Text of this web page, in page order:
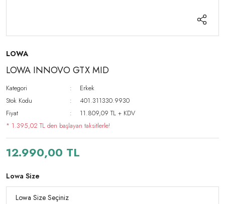
LOWA
LOWA INNOVO GTX MID
Kategori
Erkek
Stok Kodu
401.311330.9930
Fiyat
11.809,09 TL + KDV
* 1.395,02 TL den başlayan taksitlerle!
12.990,00 TL
Lowa Size